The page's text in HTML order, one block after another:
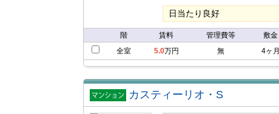
日当たり良好
階 賃料 管理費等 敷金
全室
5.0万円 無 4ヶ月
賃貸マン
カスティーリオ・S